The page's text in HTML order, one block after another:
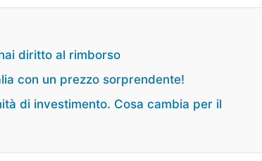
diritto al rimborso
con un prezzo sorprendente!
di investimento. Cosa cambia per il